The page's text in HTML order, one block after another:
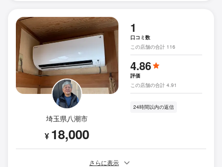
埼玉県八潮市
¥ 18,000
1
口コミ数
この店舗の合計 116
4.86
評価
この店舗の合計 4.91
24時間以内の返信
さらに表示